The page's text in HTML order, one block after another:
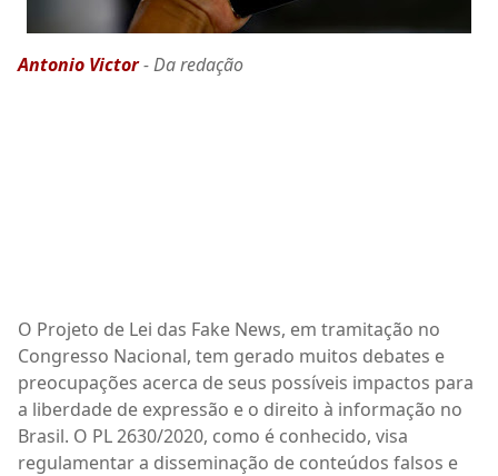
Antonio Victor- Da redação
O Projeto de Lei das Fake News, em tramitação no
Congresso Nacional, tem gerado muitos debates e
preocupações acerca de seus possíveis impactos para
a liberdade de expressão e o direito à informação no
Brasil. O PL 2630/2020, como é conhecido, visa
regulamentar a disseminação de conteúdos falsos e